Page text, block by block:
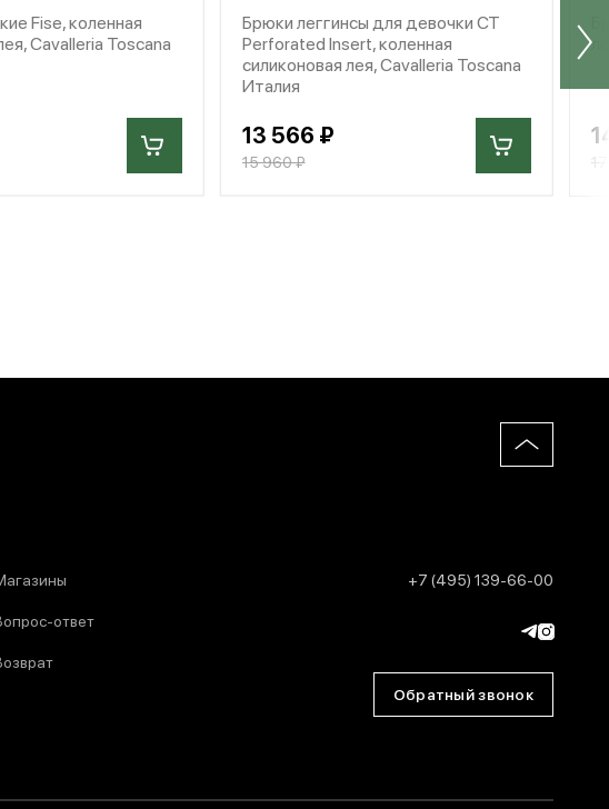
Fise, коленная
Cavalleria Toscana
Брюки леггинсы для девочки CT
Perforated Insert, коленная
силиконовая лея, Cavalleria Toscana
Италия
13 566 ₽
15 960 ₽
ответ
+7 (495) 139-66-00
Обратный звонок